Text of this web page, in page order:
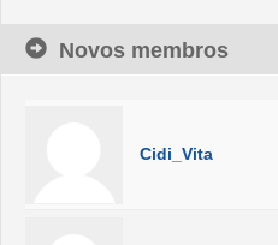
Novos membros
Cidi_Vita